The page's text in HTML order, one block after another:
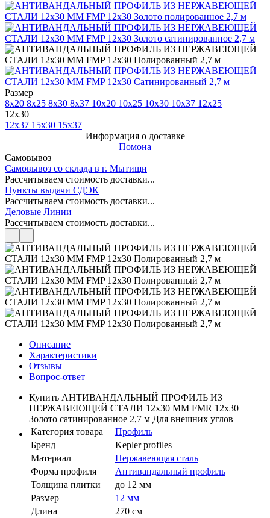
Размер
8x20 8x25 8x30 8x37 10x20 10x25 10x30 10x37 12x25
12x30
12x37 15x30 15x37
Информация о доставке
Помона
Самовывоз
Самовывоз со склада в г. Мытищи
Рассчитываем стоимость доставки...
Пункты выдачи СДЭК
Рассчитываем стоимость доставки...
Деловые Линии
Рассчитываем стоимость доставки...
Описание
Характеристики
Отзывы
Вопрос-ответ
Купить АНТИВАНДАЛЬНЫЙ ПРОФИЛЬ ИЗ
НЕРЖАВЕЮЩЕЙ СТАЛИ 12x30 ММ FMR 12x30
Золото сатинированное 2,7 м Для внешних углов
Категория товара
Профиль
Бренд
Kepler profiles
Материал
Нержавеющая сталь
Форма профиля
Антивандальный профиль
Толщина плитки
до 12 мм
Размер
12 мм
Длина
270 см